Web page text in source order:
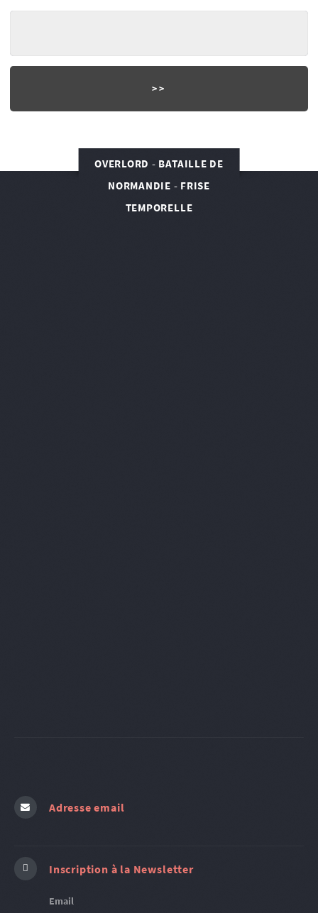
OVERLORD - BATAILLE DE
NORMANDIE - FRISE
TEMPORELLE
Adresse email
Inscription à la Newsletter
Email